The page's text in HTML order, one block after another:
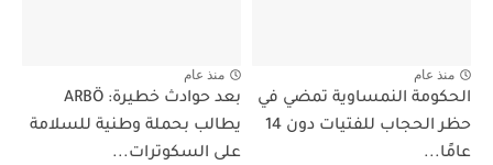
منذ عام
الحكومة النمساوية تمضي في
حظر الحجاب للفتيات دون 14
عامًا...
منذ عام
بعد حوادث خطيرة: ARBÖ
يطالب بحملة وطنية للسلامة
على السكوترات...